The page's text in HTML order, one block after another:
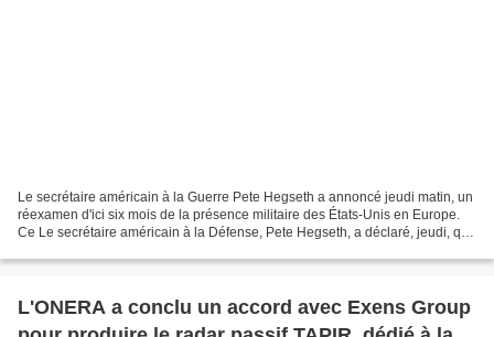
Le secrétaire américain à la Guerre Pete Hegseth a annoncé jeudi matin, un
réexamen d'ici six mois de la présence militaire des États-Unis en Europe.
Ce Le secrétaire américain à la Défense, Pete Hegseth, a déclaré, jeudi, que
L'ONERA a conclu un accord avec Exens Group